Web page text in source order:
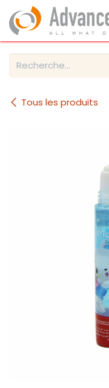
Se rendre au contenu
Tous les produits